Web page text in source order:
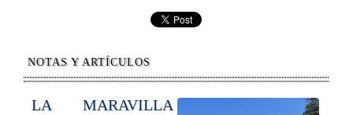
NOTAS Y ARTÍCULOS
LA MARAVILLA